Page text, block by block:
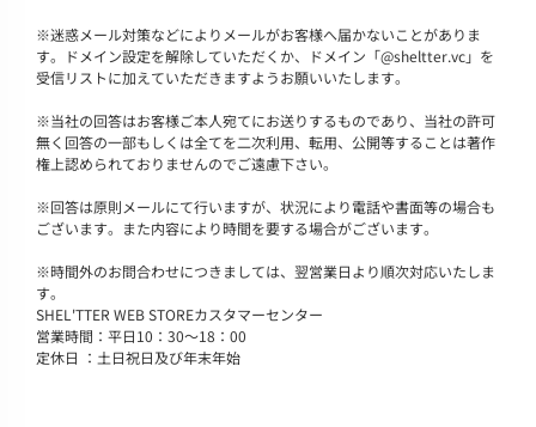
※迷惑メール対策などによりメールがお客様へ届かないことがありま
す。ドメイン設定を解除していただくか、ドメイン「@sheltter.vc」を
受信リストに加えていただきますようお願いいたします。
※当社の回答はお客様ご本人宛てにお送りするものであり、当社の許可
無く回答の一部もしくは全てを二次利用、転用、公開等することは著作
権上認められておりませんのでご遠慮下さい。
※回答は原則メールにて行いますが、状況により電話や書面等の場合も
ございます。また内容により時間を要する場合がございます。
※時間外のお問合わせにつきましては、翌営業日より順次対応いたしま
す。
SHEL'TTER WEB STOREカスタマーセンター
営業時間：平日10：30～18：00
定休日 ：土日祝日及び年末年始